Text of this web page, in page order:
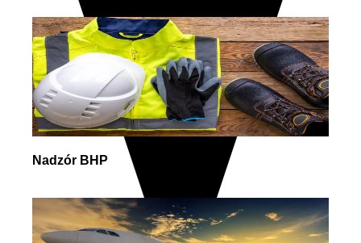
Nadzór BHP